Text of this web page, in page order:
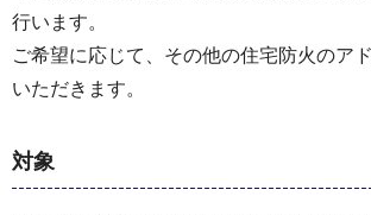
行います。
ご希望に応じて、その他の住宅防火のア
いただきます。
対象